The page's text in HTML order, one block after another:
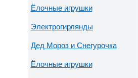
Ёлочные игрушки
Электрогирлянды
Дед Мороз и Снегурочка
Ёлочные игрушки